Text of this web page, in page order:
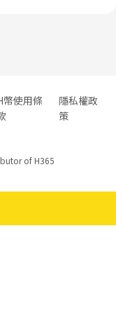
幣使用條
隱私權政
策
of H365